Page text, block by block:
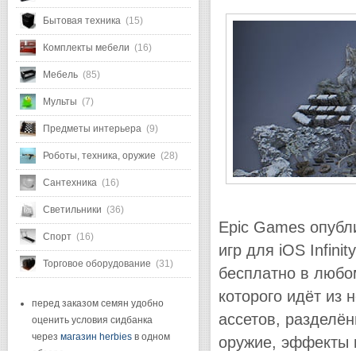
Бытовая техника (15)
Комплекты мебели (16)
Мебель (85)
Мульты (7)
Предметы интерьера (9)
Роботы, техника, оружие (28)
Сантехника (16)
Светильники (36)
Спорт (16)
Торговое оборудование (31)
перед заказом семян удобно
оценить условия сидбанка
через магазин herbies в одном
Epic Games
игр для iOS
бесплатно в
которого идёт
ассетов,
оружие, эффекты